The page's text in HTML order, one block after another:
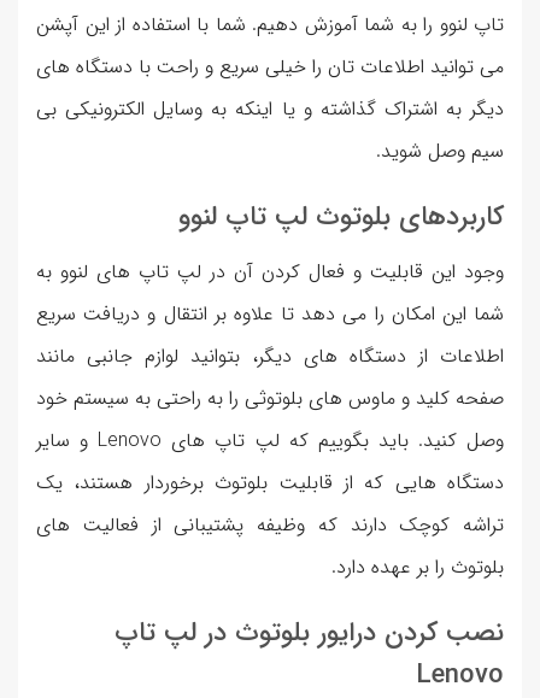
تاپ لنوو را به شما آموزش دهیم. شما با استفاده از این آپشن
می توانید اطلاعات تان را خیلی سریع و راحت با دستگاه های
دیگر به اشتراک گذاشته و یا اینکه به وسایل الکترونیکی بی
سیم وصل شوید.
کاربردهای بلوتوث لپ تاپ لنوو
وجود این قابلیت و فعال کردن آن در لپ تاپ های لنوو به
شما این امکان را می دهد تا علاوه بر انتقال و دریافت سریع
اطلاعات از دستگاه های دیگر، بتوانید لوازم جانبی مانند
صفحه کلید و ماوس های بلوتوثی را به راحتی به سیستم خود
وصل کنید. باید بگوییم که لپ تاپ های Lenovo و سایر
دستگاه هایی که از قابلیت بلوتوث برخوردار هستند، یک
تراشه کوچک دارند که وظیفه پشتیبانی از فعالیت های
بلوتوث را بر عهده دارد.
نصب کردن درایور بلوتوث در لپ تاپ
Lenovo